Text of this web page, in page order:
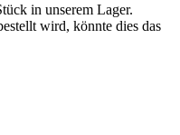
in unserem Lager.
wird, könnte dies das